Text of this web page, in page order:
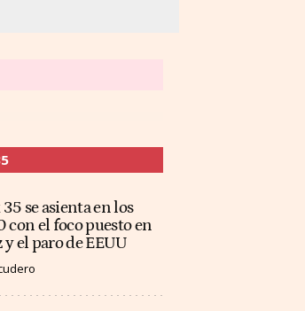
se asienta en los
con el foco puesto en
el paro de EEUU